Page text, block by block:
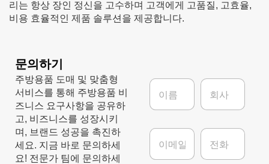
리는 항상 장인 정신을 고수하며 고객에게 고품질, 고효율,
비용 효율적인 제품 솔루션을 제공합니다.
문의하기
주방용품 도매 및 맞춤형
서비스를 통해 주방용품 비
즈니스 요구사항을 공유하
고, 비즈니스를 성장시키
며, 브랜드 성공을 촉진하
세요. 지금 바로 문의하세
요! 전문가 팀에 문의하세
이
*
회
이
일
전